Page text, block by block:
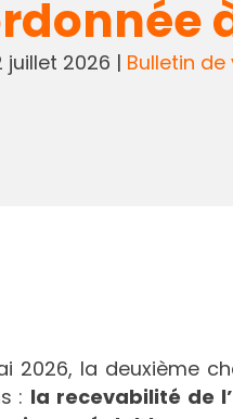
juillet 2026 | Bulletin de
2026, la deuxième
: la recevabilité de